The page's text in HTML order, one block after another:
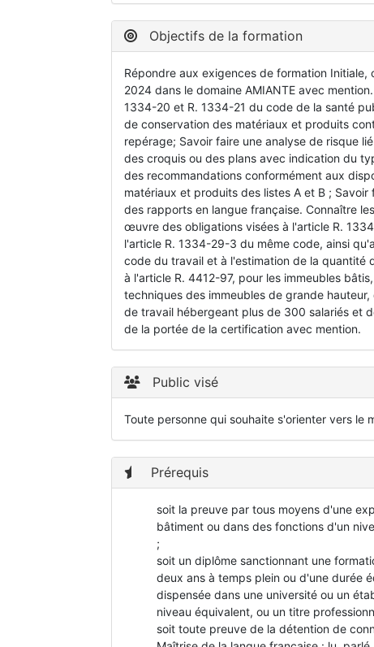
Objectifs de la formation
Répondre aux exigences de formation
2024 dans le domaine AMIANTE avec
1334-20 et R. 1334-21 du code de la santé
de conservation des matériaux et produits
repérage; Savoir faire une analyse de risque
des croquis ou des plans avec indication du
des recommandations conformément aux
matériaux et produits des listes A et B ;
des rapports en langue française. Connaître
œuvre des obligations visées à l'article R.
l'article R. 1334-29-3 du même code, ainsi
code du travail et à l'estimation de la quantité
à l'article R. 4412-97, pour les immeubles
techniques des immeubles de grande
de travail hébergeant plus de 300 salariés et
de la portée de la certification avec mention.
Public visé
Toute personne qui souhaite s'orienter vers le
Prérequis
soit la preuve par tous moyens d'une
bâtiment ou dans des fonctions d'un
;
soit un diplôme sanctionnant une
deux ans à temps plein ou d'une durée
dispensée dans une université ou un
niveau équivalent, ou un titre
soit toute preuve de la détention de